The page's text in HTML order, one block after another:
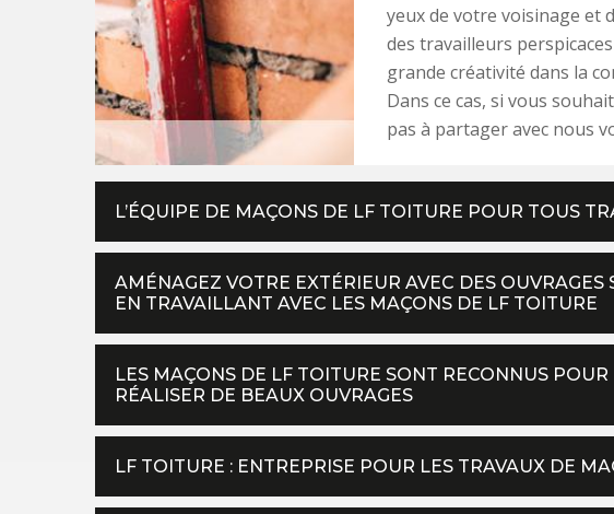
yeux de votre voisinage et
des travailleurs
grande créativité dans la
Dans ce cas, si vous
pas à partager avec nous
L’ÉQUIPE DE MAÇONS DE LF TOITURE POUR TOUS
AMÉNAGEZ VOTRE EXTÉRIEUR AVEC DES
EN TRAVAILLANT AVEC LES MAÇONS DE LF TOITURE
LES MAÇONS DE LF TOITURE SONT RECONNUS
RÉALISER DE BEAUX OUVRAGES
LF TOITURE : ENTREPRISE POUR LES TRAVAUX DE